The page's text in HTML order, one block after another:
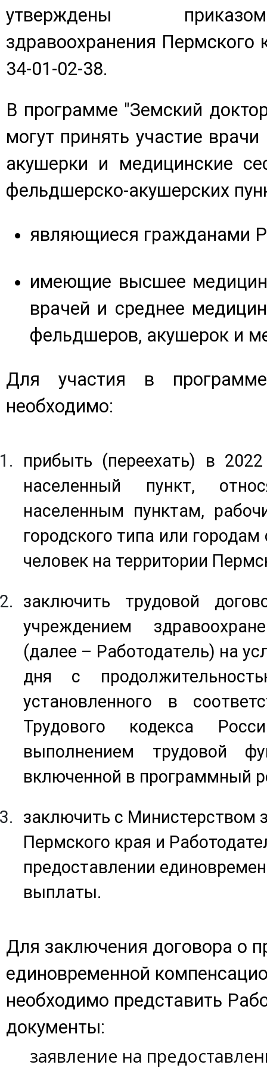
утверждены
здравоохранения Пермского
34-01-02-38.
В программе "Земский
могут принять участие
акушерки и медицинские
фельдшерско-акушерских
являющиеся гражданами
имеющие высшее
врачей и среднее
фельдшеров, акушерок и
Для участия в
необходимо:
прибыть (переехать) в
населенный пункт,
населенным пунктам,
городского типа или
человек на территории
заключить трудовой
учреждением
(далее – Работодатель) на
дня с
установленного в
Трудового кодекса
выполнением трудовой
включенной в программный
заключить с Министерством
Пермского края и
предоставлении
выплаты.
Для заключения договора о
единовременной
необходимо представить
документы:
заявление на